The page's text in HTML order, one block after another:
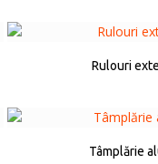
Rulouri
Tâmplărie